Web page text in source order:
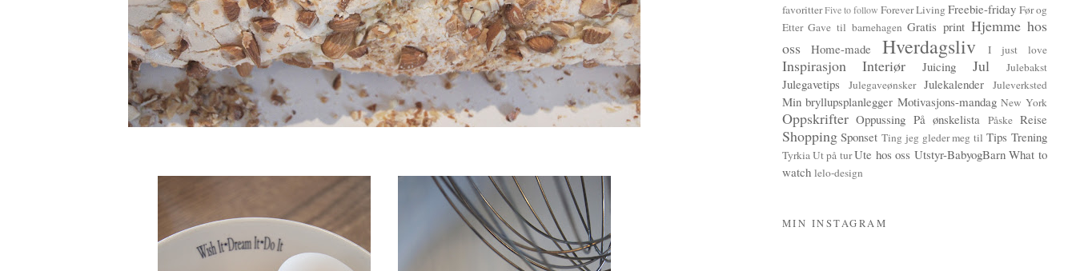
favoritter Five to follow Forever Living Freebie-friday Før og
Etter Gave til barnehagen Gratis print Hjemme hos
oss
Home-made Hverdagsliv I just love
Inspirasjon Interiør Juicing Jul Julebakst
Julegavetips Julegaveønsker Julekalender Juleverksted
Min bryllupsplanlegger Motivasjons-mandag New York
Oppskrifter Oppussing På ønskelista Påske Reise
Shopping Sponset Ting jeg gleder meg til Tips Trening
TyrkiaUt på turUte hos oss Utstyr-BabyogBarn What to
watch lelo-design
MIN INSTAGRAM